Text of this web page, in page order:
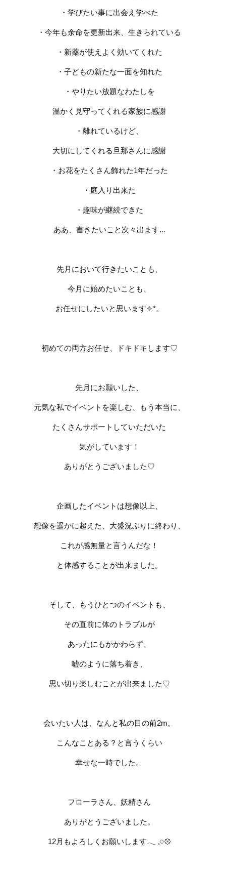
・学びたい事に出会え学べた
・今年も余命を更新出来、生きられている
・新薬が使えよく効いてくれた
・子どもの新たな一面を知れた
・やりたい放題なわたしを
温かく見守ってくれる家族に感謝
・離れているけど、
大切にしてくれる旦那さんに感謝
・お花をたくさん飾れた1年だった
・庭入り出来た
・趣味が継続できた
ああ、書きたいこと次々出ます...
先月において行きたいことも、
今月に始めたいことも、
お任せにしたいと思います✧︎*。
初めての両方お任せ、ドキドキします♡
先月にお願いした、
元気な私でイベントを楽しむ、 もう本当に、
たくさんサポートしていただいた
気がしています！
ありがとうございました♡
企画したイベントは想像以上、
想像を遥かに超えた、大盛況ぶりに終わり、
これが感無量と言うんだな！
と体感することが出来ました。
そして、もうひとつのイベントも、
その直前に体のトラブルが
あったにもかかわらず、
嘘のように落ち着き、
思い切り楽しむことが出来ました♡
会いたい人は、なんと私の目の前2m。
こんなことある？と言うくらい
幸せな一時でした。
フローラさん、妖精さん
ありがとうございました。
12月もよろしくお願いします𓂃 𓈒𓏸𑁍